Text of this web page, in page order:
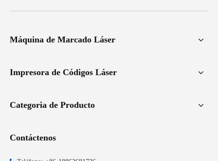
Máquina de Marcado Láser
Impresora de Códigos Láser
Categoria de Producto
Contáctenos